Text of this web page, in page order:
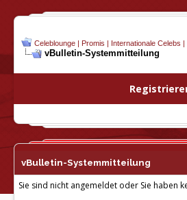
Celeblounge | Promis | Internationale Celebs
vBulletin-Systemmitteilung
vBulletin-Systemmitteilung
Sie sind nicht angemeldet oder Sie haben